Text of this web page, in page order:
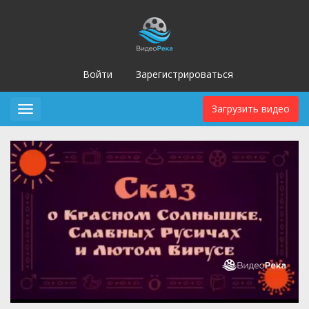
Войти Зарегистрироваться
Загрузить видео
Toggle